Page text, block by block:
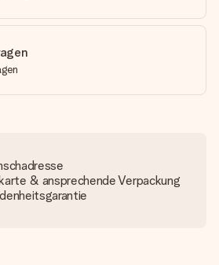
& ansprechende Verpackung